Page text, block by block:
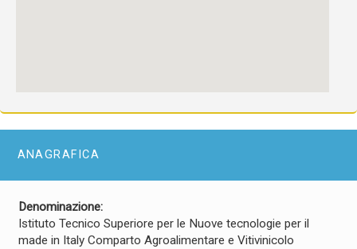
ANAGRAFICA
Denominazione:
Istituto Tecnico Superiore per le Nuove tecnologie per il
made in Italy Comparto Agroalimentare e Vitivinicolo